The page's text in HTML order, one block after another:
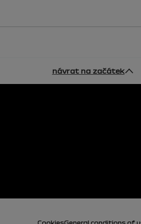
návrat na začátek
CookiesGeneral conditions of